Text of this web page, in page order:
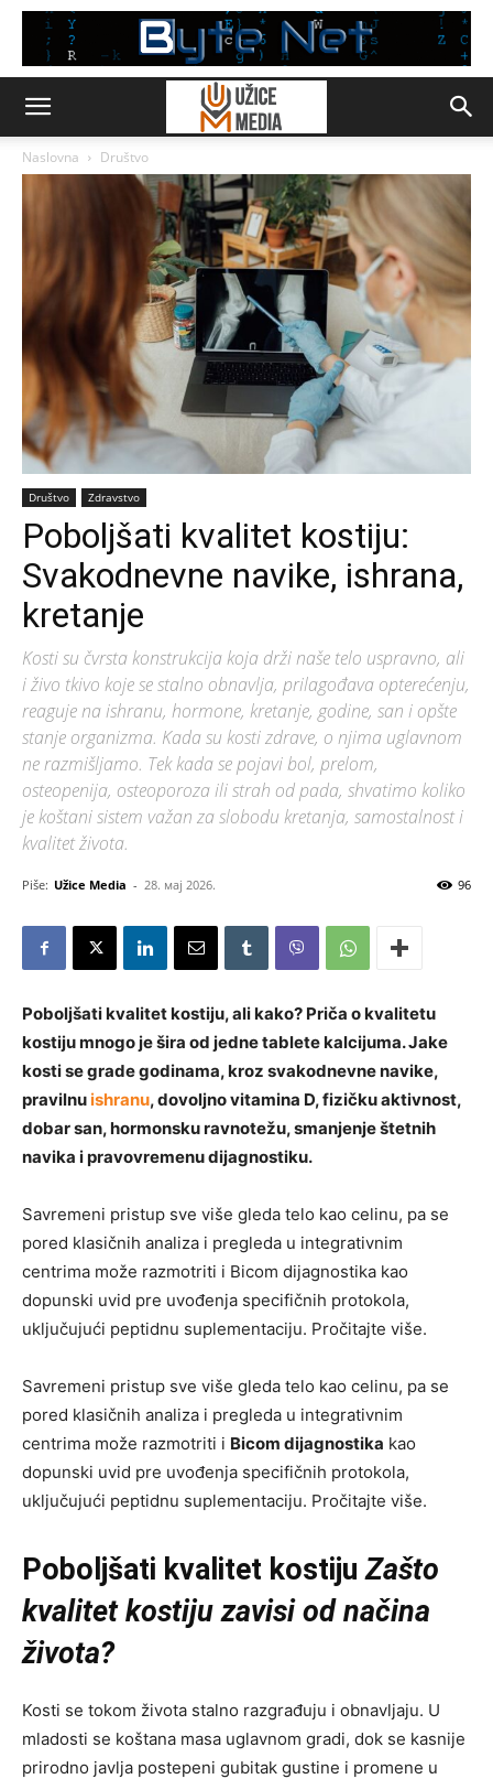
Naslovna Društvo
Društvo Zdravstvo
Poboljšati kvalitet kostiju:
Svakodnevne navike, ishrana,
kretanje
Kosti su čvrsta konstrukcija koja drži naše telo uspravno, ali
i živo tkivo koje se stalno obnavlja, prilagođava opterećenju,
reaguje na ishranu, hormone, kretanje, godine, san i opšte
stanje organizma. Kada su kosti zdrave, o njima uglavnom
ne razmišljamo. Tek kada se pojavi bol, prelom,
osteopenija, osteoporoza ili strah od pada, shvatimo koliko
je koštani sistem važan za slobodu kretanja, samostalnost i
kvalitet života.
Piše: Užice Media - 28. мај 2026. 96
Poboljšati kvalitet kostiju, ali kako? Priča o kvalitetu
kostiju mnogo je šira od jedne tablete kalcijuma. Jake
kosti se grade godinama, kroz svakodnevne navike,
pravilnuishranu, dovoljno vitamina D, fizičku aktivnost,
dobar san, hormonsku ravnotežu, smanjenje štetnih
navika i pravovremenu dijagnostiku.
Savremeni pristup sve više gleda telo kao celinu, pa se
pored klasičnih analiza i pregleda u integrativnim
centrima može razmotriti i Bicom dijagnostika kao
dopunski uvid pre uvođenja specifičnih protokola,
uključujući peptidnu suplementaciju. Pročitajte više.
Savremeni pristup sve više gleda telo kao celinu, pa se
pored klasičnih analiza i pregleda u integrativnim
centrima može razmotriti i Bicom dijagnostika kao
dopunski uvid pre uvođenja specifičnih protokola,
uključujući peptidnu suplementaciju. Pročitajte više.
Poboljšati kvalitet kostiju Zašto
kvalitet kostiju zavisi od načina
života?
Kosti se tokom života stalno razgrađuju i obnavljaju. U
mladosti se koštana masa uglavnom gradi, dok se kasnije
prirodno javlja postepeni gubitak gustine i promene u